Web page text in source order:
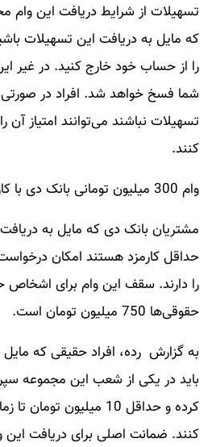
تسهیلات از شرایط دریافت این
را از حساب خود خارج کنید. در غیر
شما فسخ خواهد شد. افراد در
تسهیلات نباشند می‌توانند امتیاز
کنند.
وام 300 میلیون تومانی بانک دی با کارمزد 4 رصد
مشتریان بانک دی که مایل به
حداقل کارمزد هستند امکان
حقوقی‌ها 750 میلیون تومان است.
به گزارش رده، افراد حقیقی که
باید در یکی از شعب این مجموعه
کرده و حداقل 10 میلیون
کنند. ضمانت اصلی برای دریافت